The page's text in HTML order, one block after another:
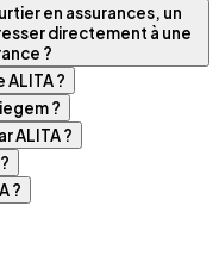
en assurances, un
directement à une
?
?
?
ALITA ?
?